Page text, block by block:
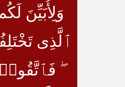
وَلِأُبَيِّنَ
ٱلَّذِى